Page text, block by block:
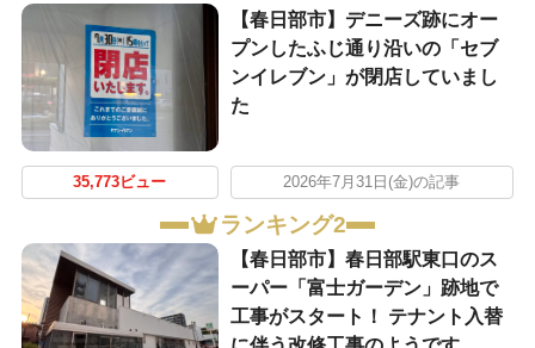
【春日部市】デニーズ跡にオー
プンしたふじ通り沿いの「セブ
ンイレブン」が閉店していまし
た
35,773ビュー 2026年7月31日(金)の記事
ランキング2
【春日部市】春日部駅東口のス
ーパー「富士ガーデン」跡地で
工事がスタート！ テナント入替